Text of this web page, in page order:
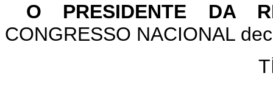
O PRESIDENTE DA
CONGRESSO NACIONAL